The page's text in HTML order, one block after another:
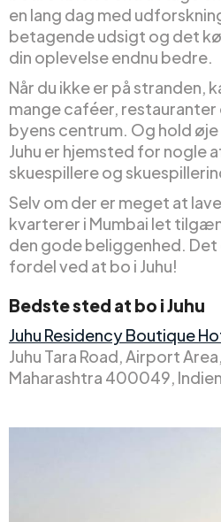
en lang dag med
betagende udsigt og det
din oplevelse endnu bedre.
Når du ikke er på stranden,
mange caféer,
byens centrum. Og hold
Juhu er hjemsted for nogle
skuespillere og
Selv om der er meget at
kvarterer i Mumbai let
den gode beliggenhed. Det
fordel ved at bo i Juhu!
Bedste sted at bo i Juhu
Juhu Residency Boutique
Juhu Tara Road, Airport
Maharashtra 400049,